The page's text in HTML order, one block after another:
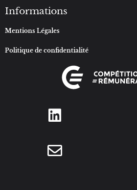
Informations
Mentions Légales
Politique de confidentialité